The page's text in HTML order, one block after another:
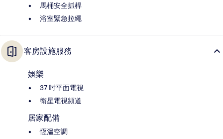
馬桶安全抓桿
浴室緊急拉繩
客房設施服務
娛樂
37 吋平面電視
衛星電視頻道
居家配備
恆溫空調